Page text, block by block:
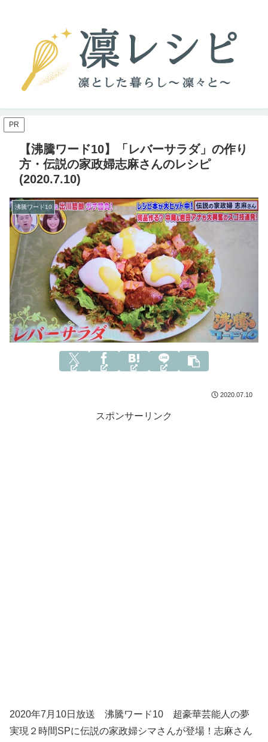
PR
【沸騰ワード10】「レバーサラダ」の作り
方・伝説の家政婦志麻さんのレシピ
(2020.7.10)
沸騰ワード10
2020.07.10
スポンサーリンク
2020年7月10日放送 沸騰ワード10 超豪華芸能人の夢
実現２時間SPに伝説の家政婦シマさんが登場！志麻さん